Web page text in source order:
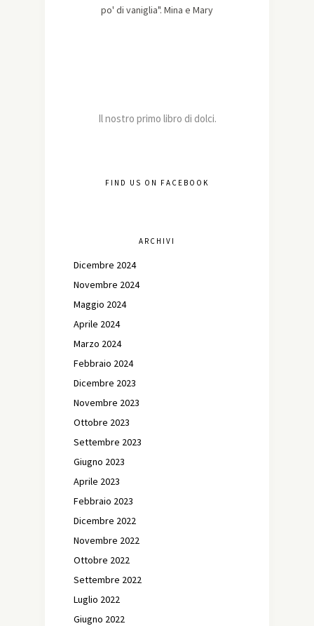
po' di vaniglia". Mina e Mary
Il nostro primo libro di dolci.
FIND US ON FACEBOOK
ARCHIVI
Dicembre 2024
Novembre 2024
Maggio 2024
Aprile 2024
Marzo 2024
Febbraio 2024
Dicembre 2023
Novembre 2023
Ottobre 2023
Settembre 2023
Giugno 2023
Aprile 2023
Febbraio 2023
Dicembre 2022
Novembre 2022
Ottobre 2022
Settembre 2022
Luglio 2022
Giugno 2022